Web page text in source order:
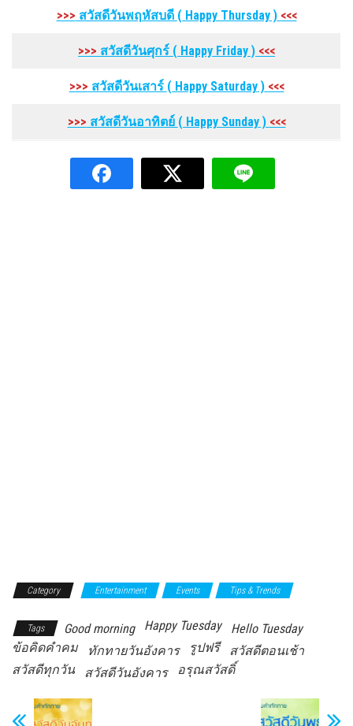
>>> สวัสดีวันพฤหัสบดี ( Happy Thursday) <<<
>>> สวัสดีวันศุกร์ ( Happy Friday ) <<<
>>> สวัสดีวันเสาร์ ( Happy Saturday) <<<
>>> สวัสดีวันอาทิตย์ ( Happy Sunday) <<<
Category Entertainment Events Tips & Trends
Tags Good morning Happy Tuesday
Hello Tuesday
ข้อคิดคำคม
ทักทายวันอังคาร รูปฟรี
สวัสดีตอนเช้า
สวัสดีทุกวัน
สวัสดีวันอังคาร อรุณสวัสดิ์